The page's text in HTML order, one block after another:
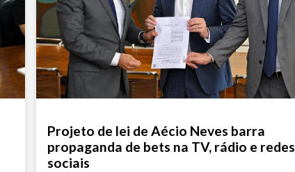
Projeto de lei de Aécio Neves barra
propaganda de bets na TV, rádio e redes
sociais